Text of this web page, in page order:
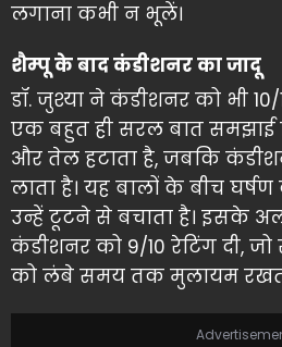
लगाना कभी न भूलें।
शैम्पू के बाद कंडीशनर का जादू
डॉ. जुश्या ने कंडीशनर को भी 10/
एक बहुत ही सरल बात समझाई
और तेल हटाता है, जबकि
लाता है। यह बालों के बीच
उन्हें टूटने से बचाता है। इसके
कंडीशनर को 9/10 रेटिंग दी,
को लंबे समय तक मुलायम